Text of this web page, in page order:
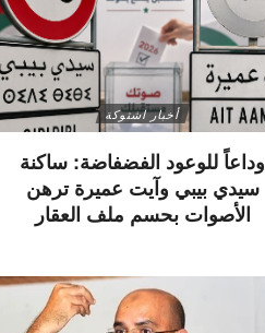
أخبار اشتوكة
وداعاً للوعود الفضفاضة: ساكنة
سيدي بيبي وآيت عميرة ترهن
الأصوات بحسم ملف العقار